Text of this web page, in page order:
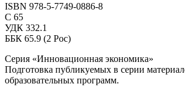
ISBN 978-5-7749-0886-8
С 65
УДК 332.1
ББК 65.9 (2 Рос)
Серия «Инновационная экономика»
Подготовка публикуемых в серии
образовательных программ.